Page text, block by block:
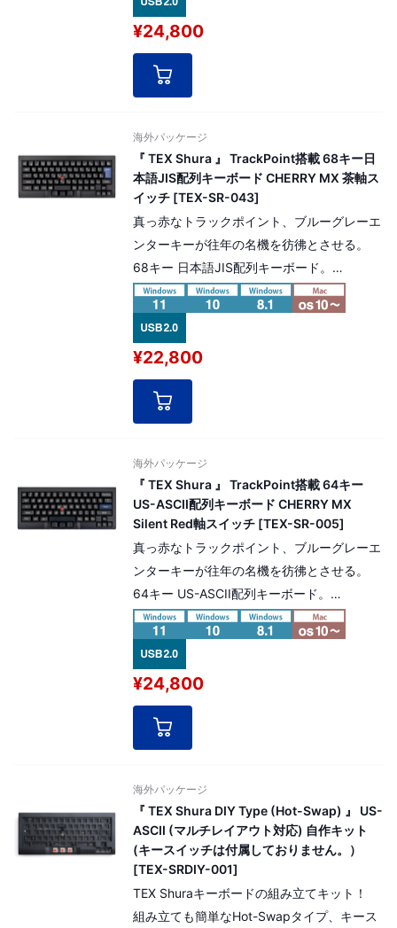
¥24,800
海外パッケージ
『 TEX Shura 』 TrackPoint搭載 68キー日
本語JIS配列キーボード CHERRY MX 茶軸ス
イッチ [TEX-SR-043]
真っ赤なトラックポイント、ブルーグレーエ
ンターキーが往年の名機を彷彿とさせる。
68キー 日本語JIS配列キーボード。
CHERRY MX 茶軸 モデル
¥22,800
海外パッケージ
『 TEX Shura 』 TrackPoint搭載 64キー
US-ASCII配列キーボード CHERRY MX
Silent Red軸スイッチ [TEX-SR-005]
真っ赤なトラックポイント、ブルーグレーエ
ンターキーが往年の名機を彷彿とさせる。
64キー US-ASCII配列キーボード。
CHERRY MX SilentRed軸 モデル/ABSダブル
ショットキーキャップ採用
¥24,800
海外パッケージ
『 TEX Shura DIY Type (Hot-Swap) 』 US-
ASCII (マルチレイアウト対応) 自作キット
(キースイッチは付属しておりません。）
[TEX-SRDIY-001]
TEX Shuraキーボードの組み立てキット！
組み立ても簡単なHot-Swapタイプ、キース